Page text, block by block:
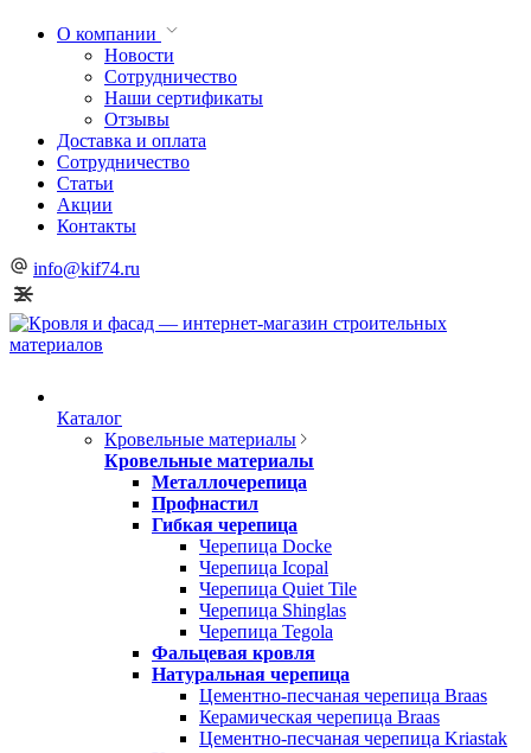
О компании
Новости
Сотрудничество
Наши сертификаты
Отзывы
Доставка и оплата
Сотрудничество
Статьи
Акции
Контакты
info@kif74.ru
Каталог
Кровельные материалы
Кровельные материалы
Металлочерепица
Профнастил
Гибкая черепица
Черепица Docke
Черепица Icopal
Черепица Quiet Tile
Черепица Shinglas
Черепица Tegola
Фальцевая кровля
Натуральная черепица
Цементно-песчаная черепица Braas
Керамическая черепица Braas
Цементно-песчаная черепица Kriastak